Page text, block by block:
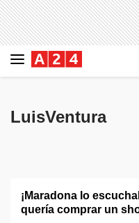
LuisVentura
¡Maradona lo
quería comprar un